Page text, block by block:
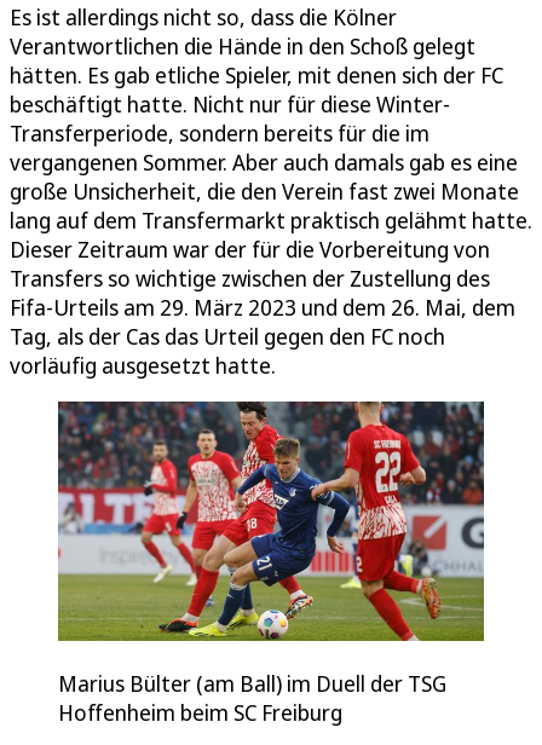
Es ist allerdings nicht so, dass die Kölner
Verantwortlichen die Hände in den Schoß gelegt
hätten. Es gab etliche Spieler, mit denen sich der FC
beschäftigt hatte. Nicht nur für diese Winter-
Transferperiode, sondern bereits für die im
vergangenen Sommer. Aber auch damals gab es eine
große Unsicherheit, die den Verein fast zwei Monate
lang auf dem Transfermarkt praktisch gelähmt hatte.
Dieser Zeitraum war der für die Vorbereitung von
Transfers so wichtige zwischen der Zustellung des
Fifa-Urteils am 29. März 2023 und dem 26. Mai, dem
Tag, als der Cas das Urteil gegen den FC noch
vorläufig ausgesetzt hatte.
Marius Bülter (am Ball) im Duell der TSG
Hoffenheim beim SC Freiburg